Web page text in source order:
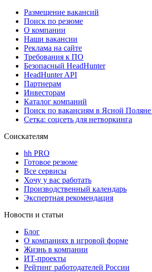
Размещение вакансий
Поиск по резюме
О компании
Наши вакансии
Реклама на сайте
Требования к ПО
Безопасный HeadHunter
HeadHunter API
Партнерам
Инвесторам
Каталог компаний
Поиск по вакансиям в Ясной Поляне
Сетка: соцсеть для нетворкинга
Соискателям
hh PRO
Готовое резюме
Все сервисы
Хочу у вас работать
Производственный календарь
Экспертная рекомендация
Новости и статьи
Блог
О компаниях в игровой форме
Жизнь в компании
ИТ-проекты
Рейтинг работодателей России